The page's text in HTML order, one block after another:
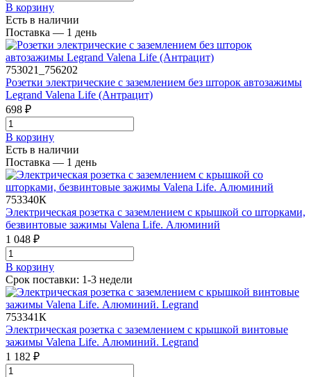
В корзинy
Есть в наличии
Поставка — 1 день
753021_756202
Розетки электрические с заземлением без шторок автозажимы
Legrand Valena Life (Антрацит)
698 ₽
В корзинy
Есть в наличии
Поставка — 1 день
753340К
Электрическая розетка с заземлением с крышкой со шторками,
безвинтовые зажимы Valena Life. Алюминий
1 048 ₽
В корзинy
Срок поставки: 1-3 недели
753341К
Электрическая розетка с заземлением с крышкой винтовые
зажимы Valena Life. Алюминий. Legrand
1 182 ₽